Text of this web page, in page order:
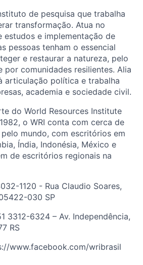
de pesquisa que trabalha
transformação. Atua no
estudos e implementação de
pessoas tenham o essencial
e restaurar a natureza, pelo
por comunidades resilientes. Alia
articulação política e trabalha
academia e sociedade civil.​
do World Resources Institute
o WRI conta com cerca de
mundo, com escritórios em
Índia, Indonésia, México e
de escritórios regionais na
1120 - Rua Claudio Soares,
030 SP
3312-6324 – Av. Independência,
RS
www.facebook.com/wribrasil